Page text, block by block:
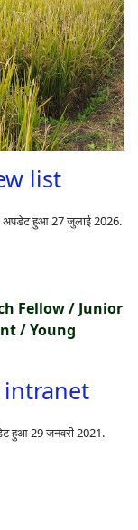
list
अपडेट हुआ 27 जुलाई 2026.
Fellow / Junior
/ Young
intranet
हुआ 29 जनवरी 2021.